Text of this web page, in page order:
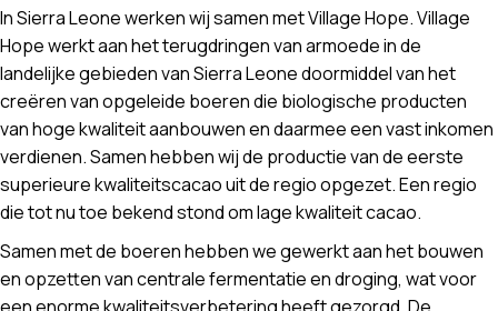
In Sierra Leone werken wij samen met Village Hope. Village
Hope werkt aan het terugdringen van armoede in de
landelijke gebieden van Sierra Leone doormiddel van het
creëren van opgeleide boeren die biologische producten
van hoge kwaliteit aanbouwen en daarmee een vast inkomen
verdienen. Samen hebben wij de productie van de eerste
superieure kwaliteitscacao uit de regio opgezet. Een regio
die tot nu toe bekend stond om lage kwaliteit cacao.
Samen met de boeren hebben we gewerkt aan het bouwen
en opzetten van centrale fermentatie en droging, wat voor